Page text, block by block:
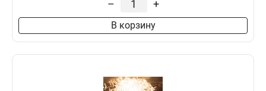
– +
В корзину